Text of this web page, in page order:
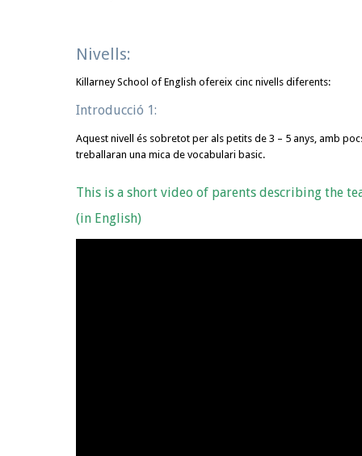
Nivells:
Killarney School of English ofereix cinc nivells diferents:
Introducció 1:
Aquest nivell és sobretot per als petits de 3 – 5 anys, amb
treballaran una mica de vocabulari basic.
This is a short video of parents describing the
(in English)